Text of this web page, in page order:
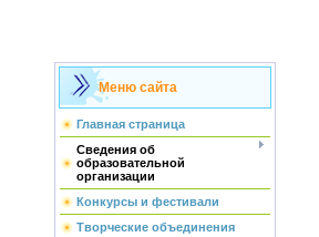
Меню сайта
Главная страница
Сведения об
образовательной
организации
Конкурсы и фестивали
Творческие объединения